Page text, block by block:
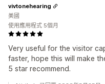
Very useful for the visitor
faster, hope this will make
5 star recommend.
vivtonehearing
美國
使用應用程式 5個月